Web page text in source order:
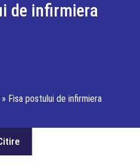
» Fisa postului de infirmiera
de infirmiera